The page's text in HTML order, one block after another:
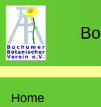
Direkt
zum
Inhalt
Home